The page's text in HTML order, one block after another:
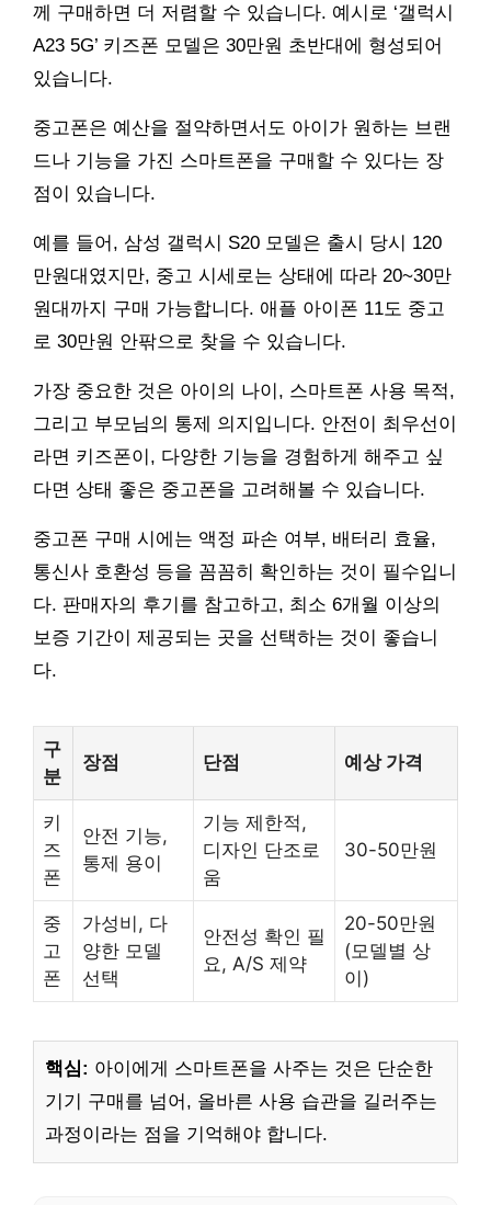
께 구매하면 더 저렴할 수 있습니다. 예시로 ‘갤럭시
A23 5G’ 키즈폰 모델은 30만원 초반대에 형성되어
있습니다.
중고폰은 예산을 절약하면서도 아이가 원하는 브랜
드나 기능을 가진 스마트폰을 구매할 수 있다는 장
점이 있습니다.
예를 들어, 삼성 갤럭시 S20 모델은 출시 당시 120
만원대였지만, 중고 시세로는 상태에 따라 20~30만
원대까지 구매 가능합니다. 애플 아이폰 11도 중고
로 30만원 안팎으로 찾을 수 있습니다.
가장 중요한 것은 아이의 나이, 스마트폰 사용 목적,
그리고 부모님의 통제 의지입니다. 안전이 최우선이
라면 키즈폰이, 다양한 기능을 경험하게 해주고 싶
다면 상태 좋은 중고폰을 고려해볼 수 있습니다.
중고폰 구매 시에는 액정 파손 여부, 배터리 효율,
통신사 호환성 등을 꼼꼼히 확인하는 것이 필수입니
다. 판매자의 후기를 참고하고, 최소 6개월 이상의
보증 기간이 제공되는 곳을 선택하는 것이 좋습니
다.
구
분
장점 단점 예상 가격
키
즈
폰
안전 기능,
통제 용이
기능 제한적,
디자인 단조로
움
30-50만원
중
고
폰
가성비, 다
양한 모델
선택
안전성 확인 필
요, A/S 제약
20-50만원
(모델별 상
이)
핵심: 아이에게 스마트폰을 사주는 것은 단순한
기기 구매를 넘어, 올바른 사용 습관을 길러주는
과정이라는 점을 기억해야 합니다.